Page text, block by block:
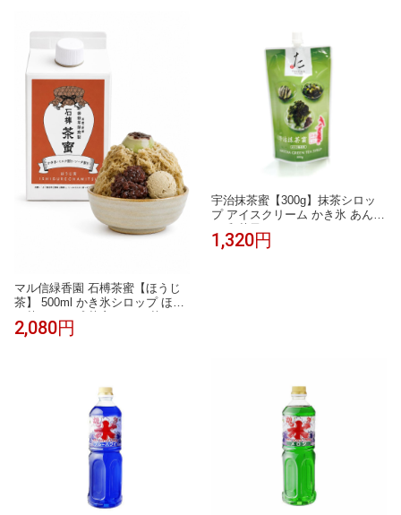
ラテ おうちカフェ
マル信緑香園 石榑茶蜜【ほうじ
茶】 500ml かき氷シロップ ほう
じ茶シロップ 茶蜜 ほうじ茶ラテ
牛乳割り アイス・コーヒーゼリ
2,080円
宇治抹茶蜜【300g】抹茶シロッ
プ アイスクリーム かき氷 あんみ
つ 和菓子 スイーツ
1,320円